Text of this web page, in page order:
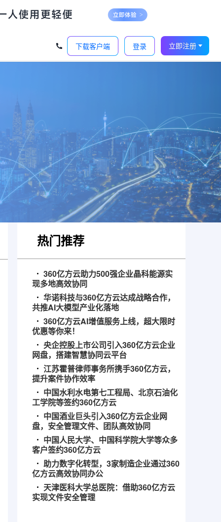
下载客户端 登录 立即注册
热门推荐
360亿方云助力500强企业晶科能源实
现多地高效协同
华诺科技与360亿方云达成战略合作，
共推AI大模型产业化落地
360亿方云AI增值服务上线，超大限时
优惠等你来！
央企控股上市公司引入360亿方云企业
网盘，搭建智慧协同云平台
江苏霍普律师事务所携手360亿方云，
提升案件协作效率
中国水利水电第七工程局、北京石油化
工学院等签约360亿方云
中国酒业巨头引入360亿方云企业网
盘，安全管理文件、团队高效协同
中国人民大学、中国科学院大学等众多
客户签约360亿方云
助力数字化转型，3家制造企业通过360
亿方云高效协同办公
天津医科大学总医院：借助360亿方云
实现文件安全管理